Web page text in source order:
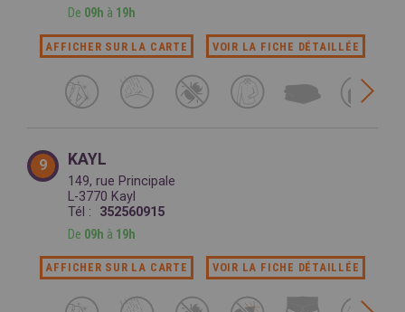
De 09h à 19h
AFFICHER SUR LA CARTE VOIR LA FICHE DÉTAILLÉE
9 KAYL
149, rue Principale
L-3770 Kayl
Tél :
352560915
De 09h à 19h
AFFICHER SUR LA CARTE VOIR LA FICHE DÉTAILLÉE